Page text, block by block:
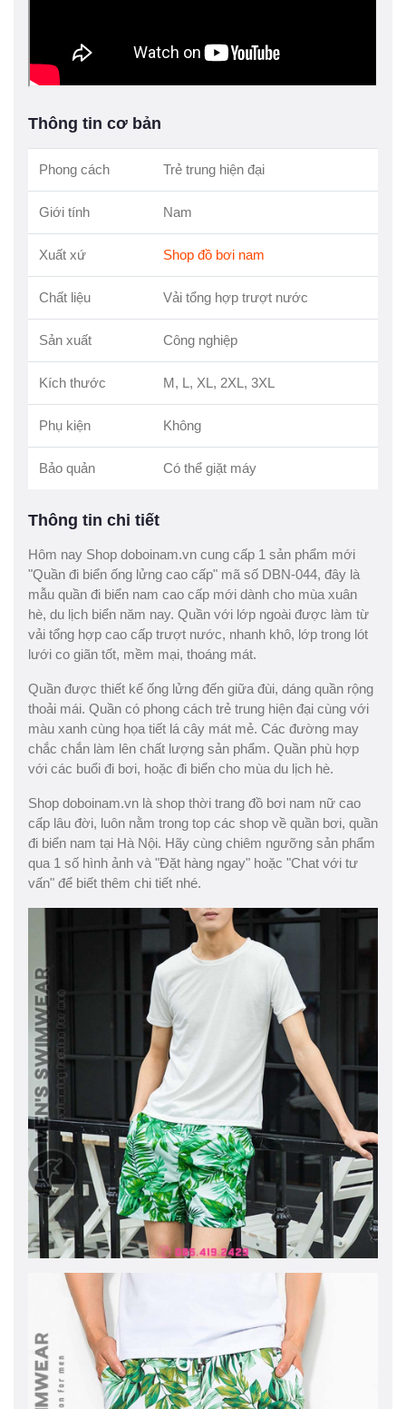
Thông tin cơ bản
Phong cách Trẻ trung hiện đại
Giới tính Nam
Xuất xứ Shop đồ bơi nam
Chất liệu Vải tổng hợp trượt nước
Sản xuất Công nghiệp
Kích thước M, L, XL, 2XL, 3XL
Phụ kiện Không
Bảo quản Có thể giặt máy
Thông tin chi tiết
Hôm nay Shop doboinam.vn cung cấp 1 sản phẩm mới
"Quần đi biển ống lửng cao cấp" mã số DBN-044, đây là
mẫu quần đi biển nam cao cấp mới dành cho mùa xuân
hè, du lịch biển năm nay. Quần với lớp ngoài được làm từ
vải tổng hợp cao cấp trượt nước, nhanh khô, lớp trong lót
lưới co giãn tốt, mềm mại, thoáng mát.
Quần được thiết kế ống lửng đến giữa đùi, dáng quần rộng
thoải mái. Quần có phong cách trẻ trung hiện đại cùng với
màu xanh cùng họa tiết lá cây mát mẻ. Các đường may
chắc chắn làm lên chất lượng sản phẩm. Quần phù hợp
với các buổi đi bơi, hoặc đi biển cho mùa du lịch hè.
Shop doboinam.vn là shop thời trang đồ bơi nam nữ cao
cấp lâu đời, luôn nằm trong top các shop về quần bơi, quần
đi biển nam tại Hà Nội. Hãy cùng chiêm ngưỡng sản phẩm
qua 1 số hình ảnh và "Đặt hàng ngay" hoặc "Chat với tư
vấn" để biết thêm chi tiết nhé.